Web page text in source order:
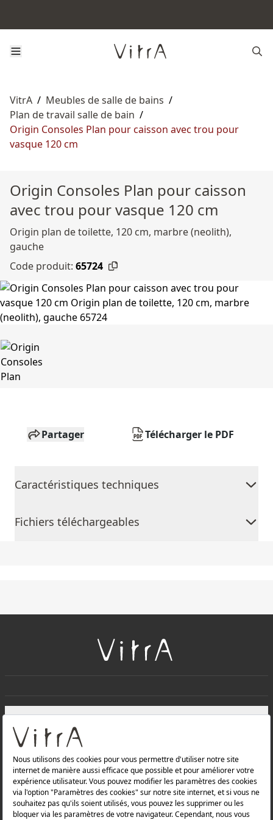
VitrA / Meubles de salle de bains /
Plan de travail salle de bain /
Origin Consoles Plan pour caisson avec trou pour
vasque 120 cm
Origin Consoles Plan pour caisson
avec trou pour vasque 120 cm
Origin plan de toilette, 120 cm, marbre (neolith),
gauche
Code produit: 65724
Partager Télécharger le PDF
Caractéristiques techniques
Fichiers téléchargeables
Produits